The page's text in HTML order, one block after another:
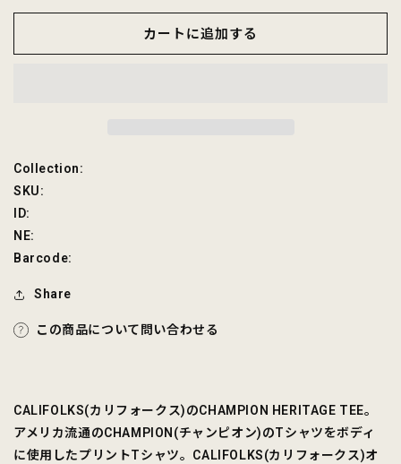
-
の
ら
す
-
8Y8
の
カートに追加する
SKU:
Collection:
SKU:
ID:
NE:
Barcode:
Share
この商品について問い合わせる
CALIFOLKS(カリフォークス)のCHAMPION HERITAGE TEE。
アメリカ流通のCHAMPION(チャンピオン)のTシャツをボディ
に使用したプリントTシャツ。CALIFOLKS(カリフォークス)オ